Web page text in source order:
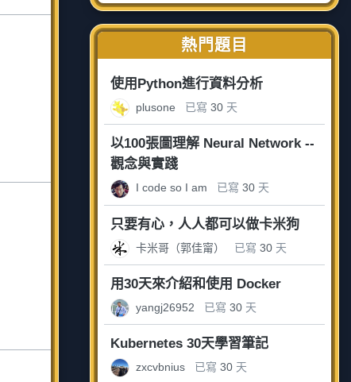
熱門題目
使用Python進行資料分析
plusone 已寫 30 天
以100張圖理解 Neural Network --
觀念與實踐
I code so I am 已寫 30 天
只要有心，人人都可以做卡米狗
卡米哥（郭佳甯） 已寫 30 天
用30天來介紹和使用 Docker
yangj26952 已寫 30 天
Kubernetes 30天學習筆記
zxcvbnius 已寫 30 天